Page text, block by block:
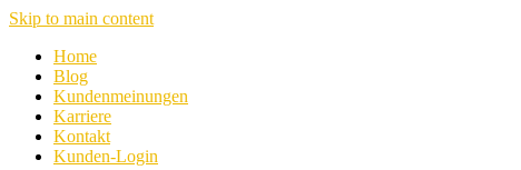
Skip to main content
Home
Blog
Kundenmeinungen
Karriere
Kontakt
Kunden-Login